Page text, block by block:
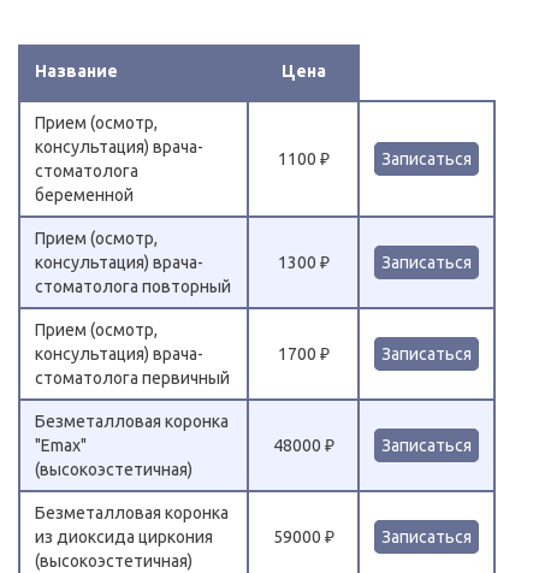
Название Цена
Прием (осмотр,
консультация) врача-
стоматолога
беременной
1100 ₽ Записаться
Прием (осмотр,
консультация) врача-
стоматолога повторный
1300 ₽ Записаться
Прием (осмотр,
консультация) врача-
стоматолога первичный
1700 ₽ Записаться
Безметалловая коронка
"Emax"
(высокоэстетичная)
48000 ₽ Записаться
Безметалловая коронка
из диоксида циркония
(высокоэстетичная)
59000 ₽ Записаться